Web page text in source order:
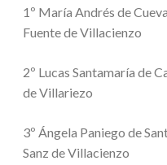
1º María Andrés de
Fuente de Villacienzo
2º Lucas Santamaría de
de Villariezo
3º Ángela Paniego de
Sanz de Villacienzo